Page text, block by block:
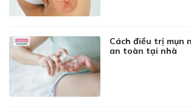
Cách điều trị mụn
an toàn tại nhà